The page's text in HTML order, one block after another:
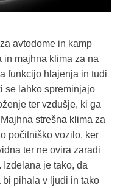
avtodome in kamp
in majhna klima za na
funkcijo hlajenja in tudi
se lahko spreminjajo
ter vzdušje, ki ga
strešna klima za
počitniško vozilo, ker
ter ne ovira zaradi
je tako, da
bi pihala v ljudi in tako